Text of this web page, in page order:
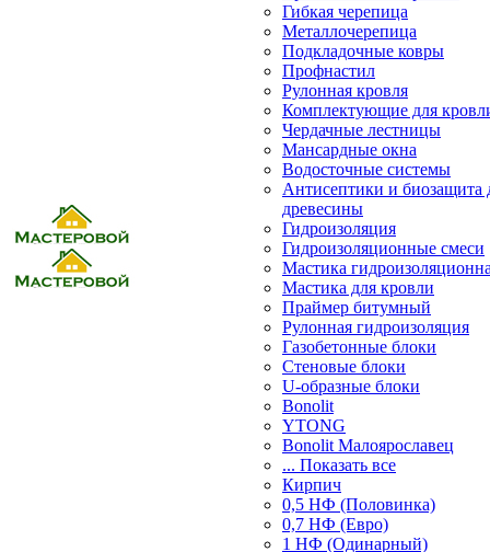
Гибкая черепица
Металлочерепица
Подкладочные ковры
Профнастил
Рулонная кровля
Комплектующие для
Чердачные лестницы
Мансардные окна
Водосточные системы
Антисептики и биозащита
древесины
Гидроизоляция
Гидроизоляционные смеси
Мастика
Мастика для кровли
Праймер битумный
Рулонная гидроизоляция
Газобетонные блоки
Стеновые блоки
U-образные блоки
Bonolit
YTONG
Bonolit Малоярославец
... Показать все
Кирпич
0,5 НФ (Половинка)
0,7 НФ (Евро)
1 НФ (Одинарный)